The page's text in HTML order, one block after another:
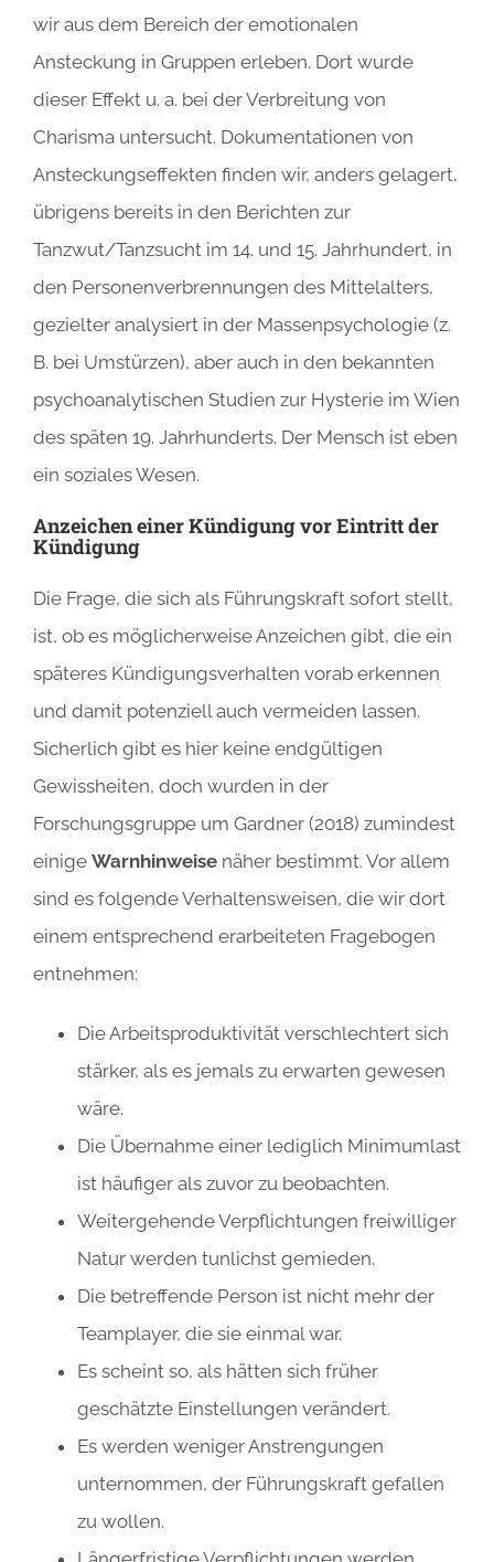
wir aus dem Bereich der emotionalen
Ansteckung in Gruppen erleben. Dort wurde
dieser Effekt u. a. bei der Verbreitung von
Charisma untersucht. Dokumentationen von
Ansteckungseffekten finden wir, anders gelagert,
übrigens bereits in den Berichten zur
Tanzwut/Tanzsucht im 14. und 15. Jahrhundert, in
den Personenverbrennungen des Mittelalters,
gezielter analysiert in der Massenpsychologie (z.
B. bei Umstürzen), aber auch in den bekannten
psychoanalytischen Studien zur Hysterie im Wien
des späten 19. Jahrhunderts. Der Mensch ist eben
ein soziales Wesen.
Anzeichen einer Kündigung vor Eintritt der
Kündigung
Die Frage, die sich als Führungskraft sofort stellt,
ist, ob es möglicherweise Anzeichen gibt, die ein
späteres Kündigungsverhalten vorab erkennen
und damit potenziell auch vermeiden lassen.
Sicherlich gibt es hier keine endgültigen
Gewissheiten, doch wurden in der
Forschungsgruppe um Gardner (2018) zumindest
einige Warnhinweise näher bestimmt. Vor allem
sind es folgende Verhaltensweisen, die wir dort
einem entsprechend erarbeiteten Fragebogen
entnehmen:
Die Arbeitsproduktivität verschlechtert sich
stärker, als es jemals zu erwarten gewesen
wäre.
Die Übernahme einer lediglich Minimumlast
ist häufiger als zuvor zu beobachten.
Weitergehende Verpflichtungen freiwilliger
Natur werden tunlichst gemieden.
Die betreffende Person ist nicht mehr der
Teamplayer, die sie einmal war.
Es scheint so, als hätten sich früher
geschätzte Einstellungen verändert.
Es werden weniger Anstrengungen
unternommen, der Führungskraft gefallen
zu wollen.